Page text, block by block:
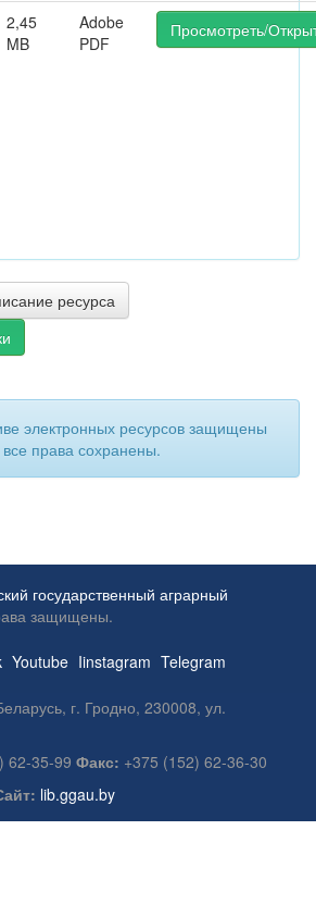
2,45
MB
Adobe
PDF
Просмотреть/
ресурса
электронных ресурсов защищены
права сохранены.
государственный аграрный
защищены.
Youtube Iinstagram Telegram
г. Гродно, 230008, ул.
62-35-99 Факс: +375 (152) 62-36-30
lib.ggau.by